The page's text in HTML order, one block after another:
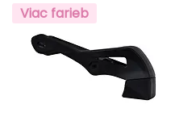
Viac farieb